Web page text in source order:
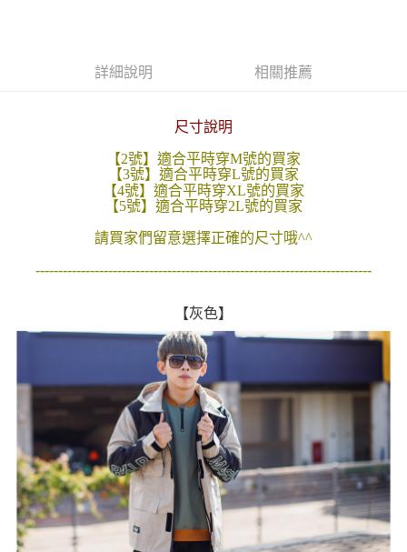
AFTEE先享後付是「在收到商品之後才付款」的支付方式。 讓您購物簡單
２．便利：只要手機號碼，簡訊認證，即可結帳。
【「AFTEE先享後付」結帳流程】
１．於結帳方式選擇「AFTEE先享後付」後，將跳轉至「AFTEE先享後付」
結帳頁面，進行簡訊認證並確認金額後，即可完成結帳。
３．收到繳費通知簡訊後14天內，點擊此簡訊中的連結，可透過四大超商／
※ 請注意：結帳手續完成當下不需立刻繳費，但若您需要取消訂單，請聯絡
※ 交易是否成功請以「AFTEE先享後付 」之結帳頁面顯示為準，若有關於
是否繳費成功／繳費後需取消欲退款等相關疑問，請聯繫「AFTEE先享後付
https://netprotections.freshdesk.com/support/home
【注意事項】
１．透過由恩沛科技股份有限公司提供之「AFTEE先享後付」服務完成之交
易，需依本服務之必要範圍內提供個人資料，並將交易相關給付款項請求債
權轉讓予恩沛科技股份有限公司。
２．關於個人資料處理事宜，請瀏覽以下網址：
https://aftee.tw/terms/#terms3
３．未成年的使用者請事先徵得法定代理人或監護人之同意方可使用
「AFTEE先享後付」，若未經同意申辦者引起之損失，本公司不負相關責
任。
４．使用「AFTEE先享後付」時，將依據個別帳號之用戶狀況，依本公司即
每筆NT$80，滿NT$1,800(含以上)免運費
先付款後全家取貨
每筆NT$80，滿NT$1,800(含以上)免運費
每筆NT$80，滿NT$1,800(含以上)免運費
宅配
每筆NT$120，滿NT$3,000(含以上)免運費
詳細說明 相關推薦
尺寸說明
【2號】適合平時穿M號的買家
【3號】適合平時穿L號的買家
【4號】適合平時穿XL號的買家
【5號】適合平時穿2L號的買家
請買家們留意選擇正確的尺寸哦^^
--------------------------------------------------------------------------
【灰色】